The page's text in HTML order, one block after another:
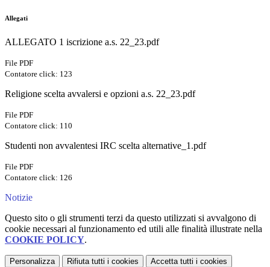
Allegati
ALLEGATO 1 iscrizione a.s. 22_23.pdf
File PDF
Contatore click: 123
Religione scelta avvalersi e opzioni a.s. 22_23.pdf
File PDF
Contatore click: 110
Studenti non avvalentesi IRC scelta alternative_1.pdf
File PDF
Contatore click: 126
Notizie
Questo sito o gli strumenti terzi da questo utilizzati si avvalgono di
cookie necessari al funzionamento ed utili alle finalità illustrate nella
COOKIE POLICY.
Personalizza Rifiuta tutti i cookies Accetta tutti i cookies